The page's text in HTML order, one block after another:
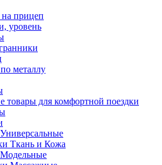
на прицеп
уровень
металлу
товары для комфортной поездки
Ткань и Кожа